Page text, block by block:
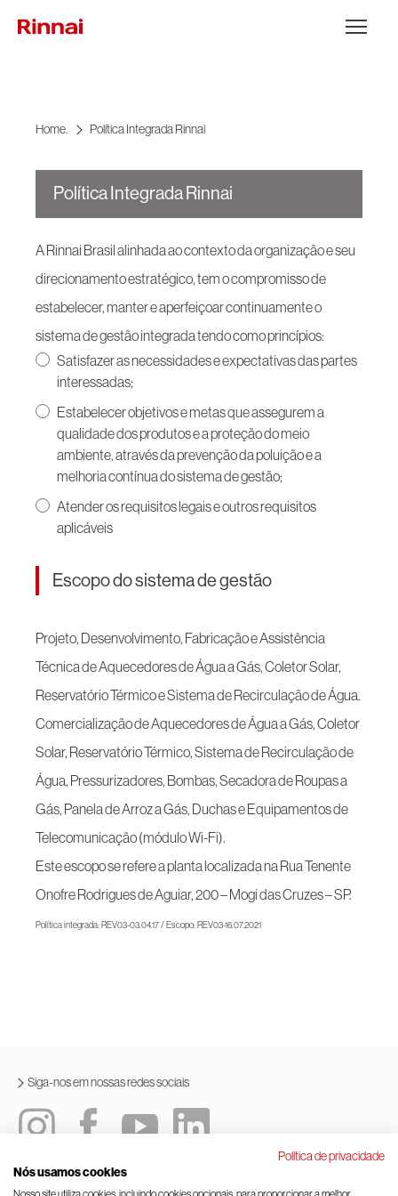
Abrir Menu
Home. Política Integrada Rinnai
Política Integrada Rinnai
A Rinnai Brasil alinhada ao contexto da organização e seu
direcionamento estratégico, tem o compromisso de
estabelecer, manter e aperfeiçoar continuamente o
sistema de gestão integrada tendo como princípios:
Satisfazer as necessidades e expectativas das partes
interessadas;
Estabelecer objetivos e metas que assegurem a
qualidade dos produtos e a proteção do meio
ambiente, através da prevenção da poluição e a
melhoria contínua do sistema de gestão;
Atender os requisitos legais e outros requisitos
aplicáveis
Escopo do sistema de gestão
Projeto, Desenvolvimento, Fabricação e Assistência
Técnica de Aquecedores de Água a Gás, Coletor Solar,
Reservatório Térmico e Sistema de Recirculação de Água.
Comercialização de Aquecedores de Água a Gás, Coletor
Solar, Reservatório Térmico, Sistema de Recirculação de
Água, Pressurizadores, Bombas, Secadora de Roupas a
Gás, Panela de Arroz a Gás, Duchas e Equipamentos de
Telecomunicação (módulo Wi-Fi).
Este escopo se refere a planta localizada na Rua Tenente
Onofre Rodrigues de Aguiar, 200 – Mogi das Cruzes – SP.
Política integrada: REV03-03.04.17 / Escopo: REV03-16.07.2021
Siga-nos em nossas redes sociais
Política de privacidade
Nós usamos cookies